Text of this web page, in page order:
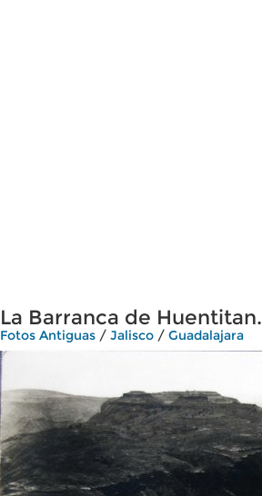
La Barranca de Huentitan.
Fotos Antiguas / Jalisco / Guadalajara